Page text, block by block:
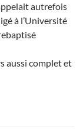
autrefois
à l’Université
aussi complet et